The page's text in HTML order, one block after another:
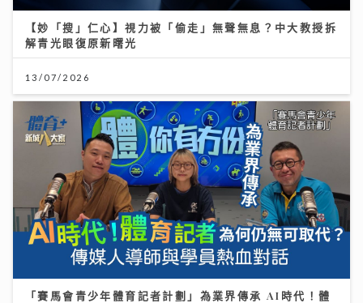
【妙「搜」仁心】視力被「偷走」無聲無息？中大教授拆
解青光眼復原新曙光
13/07/2026
「賽馬會青少年體育記者計劃」為業界傳承 AI時代！體